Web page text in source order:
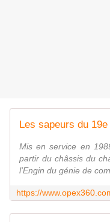
Mis en service en
partir du châssis du
l'Engin du génie de